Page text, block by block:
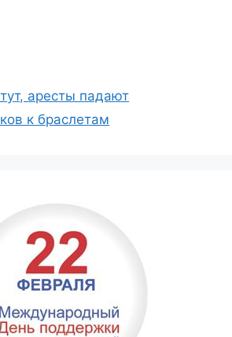
аресты падают
к браслетам